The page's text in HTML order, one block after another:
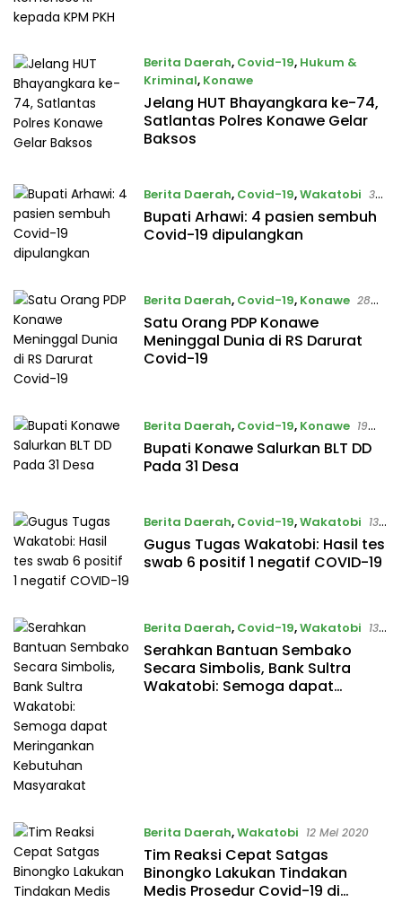
Berita Daerah, Covid-19, Hukum &
Kriminal, Konawe
16 Juni 2020
Jelang HUT Bhayangkara ke-74,
Satlantas Polres Konawe Gelar
Baksos
Berita Daerah, Covid-19,Wakatobi 3
Juni 2020
Bupati Arhawi: 4 pasien sembuh
Covid-19 dipulangkan
Berita Daerah, Covid-19, Konawe 28
Mei 2020
Satu Orang PDP Konawe
Meninggal Dunia di RS Darurat
Covid-19
Berita Daerah, Covid-19, Konawe 19
Mei 2020
Bupati Konawe Salurkan BLT DD
Pada 31 Desa
Berita Daerah, Covid-19,Wakatobi 13
Mei 2020
Gugus Tugas Wakatobi: Hasil tes
swab 6 positif 1 negatif COVID-19
Berita Daerah, Covid-19,Wakatobi 13
Mei 2020
Serahkan Bantuan Sembako
Secara Simbolis, Bank Sultra
Wakatobi: Semoga dapat
Berita Daerah,Wakatobi 12 Mei 2020
Tim Reaksi Cepat Satgas
Binongko Lakukan Tindakan
Medis Prosedur Covid-19 di